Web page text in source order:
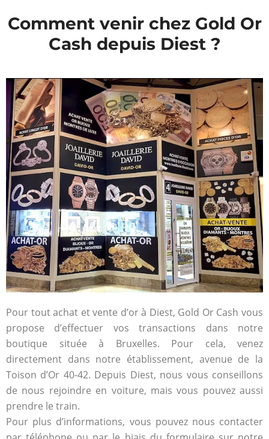
Comment venir chez Gold Or
Cash depuis Diest ?
Pour tout achat et vente d’or à Diest, Gold Or Cash vous
propose d’effectuer vos transactions dans notre
boutique située à Bruxelles. Pour cela, venez
directement dans notre établissement, avenue de la
Toison d’Or 40-42. Depuis Diest, nous vous conseillons
de nous rejoindre en voiture, mais vous pouvez aussi
prendre le train.
Pour plus d’informations, vous pouvez nous contacter